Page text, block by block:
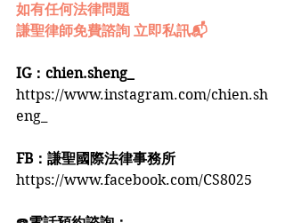
如有任何法律問題
謙聖律師免費諮詢 立即私訊📬
IG：chien.sheng_
https://www.instagram.com/chien.sh
eng_
FB：謙聖國際法律事務所
https://www.facebook.com/CS8025